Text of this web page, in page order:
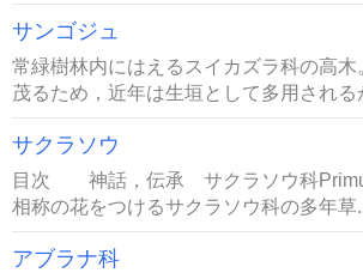
サンゴジュ
常緑樹林内にはえるスイカズラ科の高木
茂るため，近年は生垣として多用される
サクラソウ
目次 神話，伝承 サクラソウ科
相称の花をつけるサクラソウ科の多年草
アブラナ科